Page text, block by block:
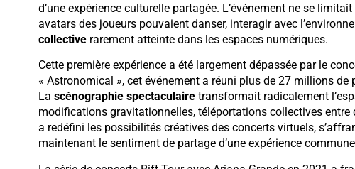
d’une expérience culturelle partagée. L’événement ne se
avatars des joueurs pouvaient danser, interagir avec
collectiverarement atteinte dans les espaces numériques.
Cette première expérience a été largement dépassée par le
« Astronomical », cet événement a réuni plus de 27 millions
La scénographie spectaculairetransformait radicalement
modifications gravitationnelles, téléportations collectives
a redéfini les possibilités créatives des concerts virtuels,
maintenant le sentiment de partage d’une expérience